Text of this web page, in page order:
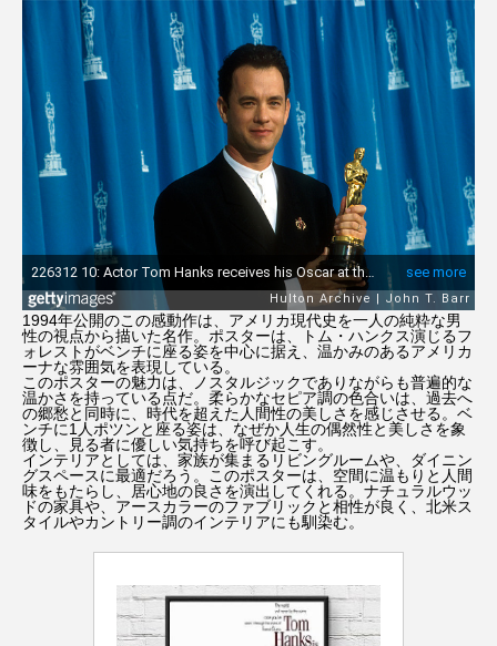
1994年公開のこの感動作は、アメリカ現代史を一人の純粋な男
性の視点から描いた名作。ポスターは、トム・ハンクス演じるフ
ォレストがベンチに座る姿を中心に据え、温かみのあるアメリカ
ーナな雰囲気を表現している。
このポスターの魅力は、ノスタルジックでありながらも普遍的な
温かさを持っている点だ。柔らかなセピア調の色合いは、過去へ
の郷愁と同時に、時代を超えた人間性の美しさを感じさせる。ベ
ンチに1人ポツンと座る姿は、なぜか人生の偶然性と美しさを象
徴し、見る者に優しい気持ちを呼び起こす。
インテリアとしては、家族が集まるリビングルームや、ダイニン
グスペースに最適だろう。このポスターは、空間に温もりと人間
味をもたらし、居心地の良さを演出してくれる。ナチュラルウッ
ドの家具や、アースカラーのファブリックと相性が良く、北米ス
タイルやカントリー調のインテリアにも馴染む。